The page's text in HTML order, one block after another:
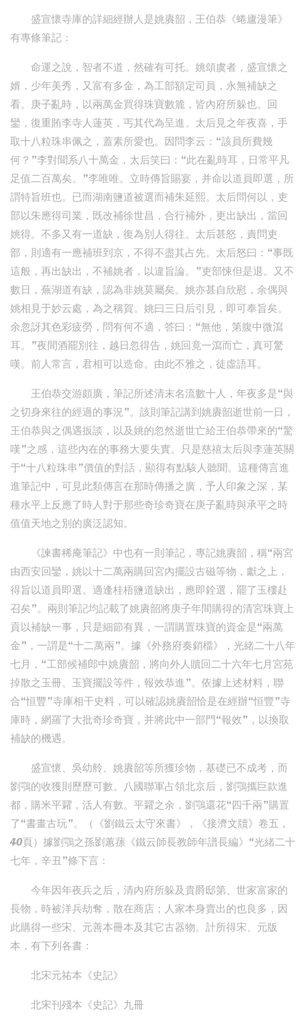
盛宣懷寺庫的詳細經辦人是姚賡韶，王伯恭《蜷廬漫筆》
有專條筆記：
命運之說，智者不道，然確有可托。姚頌虞者，盛宣懷之
婿，少年美秀，又富有多金，為工部額定司員，永無補缺之
看。庚子亂時，以兩萬金買得珠寶數簏，皆內府所躲也。回
鑾，復重賄李寺人蓮英，丐其代為呈進。太后見之年夜喜，手
取十八粒珠串佩之，蓋素所愛也。因問李云：“該員所費幾
何？”李對聞系八十萬金，太后笑曰：“此在亂時耳，日常平凡
足值二百萬矣。”李唯唯。立時傳旨賜宴，并命以道員即選，所
謂特旨班也。已而湖南鹽道被選而補朱延熙。太后問何以，吏
部以朱應得司業，既改補徐世昌，合行補外，更出缺出，當回
姚得。不多又有一道缺，復為別人得往。太后甚怒，責問吏
部，則適有一應補班到京，不得不盡其占先。太后怒曰：“事既
這般，再出缺出，不補姚者，以違旨論。”吏部悚但是退。又不
數日，蕪湖道有缺，認為非姚莫屬矣。姚亦甚自欣慰，余偶與
姚相見于妙云處，為之稱賀。姚曰三日后引見，即可奉旨矣。
余忽訝其色彩疲勞，問有何不適，答曰：“無他，第腹中微瀉
耳。”夜間酒罷別往，越日忽得告，姚回竟一瀉而亡，真可驚
嘆。前人常言，君相可以造命。由此不雅之，徒虛語耳。
王伯恭交游頗廣，筆記所述清末名流數十人，年夜多是“與
之切身來往的經過的事況”。該則筆記講到姚賡韶逝世前一日，
王伯恭與之偶遇扳談，以及姚的忽然逝世亡給王伯恭帶來的“驚
嘆”之感，這些內在的事務大要失實。只是慈禧太后與李蓮英關
于“十八粒珠串”價值的對話，顯得有點駭人聽聞。這種傳言進
進筆記中，可見此類傳言在那時傳播之廣，予人印象之深，某
種水平上反應了時人對于那些奇珍奇寶在庚子亂時與承平之時
值值天地之別的廣泛認知。
《諫書稀庵筆記》中也有一則筆記，專記姚賡韶，稱“兩宮
由西安回鑾，姚以十二萬兩購回宮內擺設古磁等物，獻之上，
得旨以道員即選。適逢桂梧鹽道缺出，應即銓選，罷了玉樓赴
召矣”。兩則筆記均記載了姚賡韶將庚子年間購得的清宮珠寶上
貢以補缺一事，只是細節有異，一謂購置珠寶的資金是“兩萬
金”，一謂是“十二萬兩”。據《外務府奏銷檔》，光緒二十八年
七月，“工部候補郎中姚賡韶，將向外人贖回二十六年七月宮苑
掉散之玉冊、玉寶擺設等件，報效恭進”。依據上述材料，聯
合“恒豐”寺庫相干史料，可以確認姚賡韶恰是在經辦“恒豐”寺
庫時，網羅了大批奇珍奇寶，并將此中一部門“報效”，以換取
補缺的機遇。
盛宣懷、吳幼舲、姚賡韶等所獲珍物，基礎已不成考，而
劉鶚的收獲則歷歷可數。八國聯軍占領北京后，劉鶚攜巨款進
都，購米平糶，活人有數。平糶之余，劉鶚還花“四千兩”購置
了“書畫古玩”。（《劉鐵云太守來書》，《接濟文牘》卷五，
40頁）據劉鶚之孫劉蕙蓀《鐵云師長教師年譜長編》“光緒二十
七年，辛丑”條下言：
今年因年夜兵之后，清內府所躲及貴爵邸第、世家富家的
長物，時被洋兵劫奪，散在商店；人家本身賣出的也良多，因
此購得一些宋、元善本冊本及其它古器物。計所得宋、元版
本，有下列各書：
北宋元祐本《史記》
北宋刊殘本《史記》九冊